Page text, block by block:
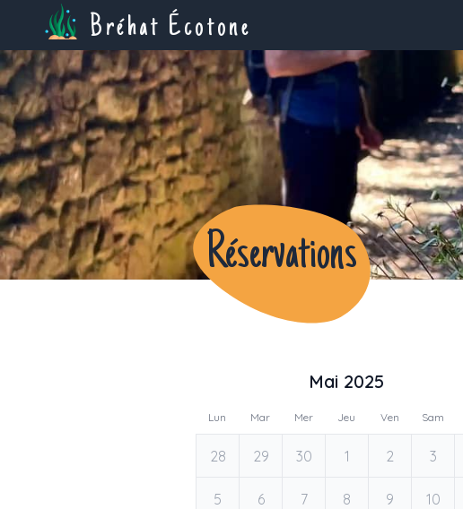
Bréhat Écotone
Réservations
Mai 2025
Lun Mar Mer Jeu Ven Sam
28 29 30 1 2 3
5 6 7 8 9 10